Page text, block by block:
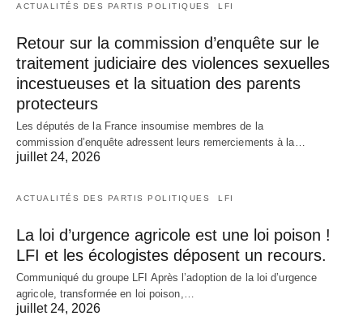
ACTUALITÉS DES PARTIS POLITIQUES LFI
Retour sur la commission d’enquête sur le
traitement judiciaire des violences sexuelles
incestueuses et la situation des parents
protecteurs
Les députés de la France insoumise membres de la
commission d’enquête adressent leurs remerciements à la…
juillet 24, 2026
ACTUALITÉS DES PARTIS POLITIQUES LFI
La loi d’urgence agricole est une loi poison !
LFI et les écologistes déposent un recours.
Communiqué du groupe LFI Après l’adoption de la loi d’urgence
agricole, transformée en loi poison,…
juillet 24, 2026